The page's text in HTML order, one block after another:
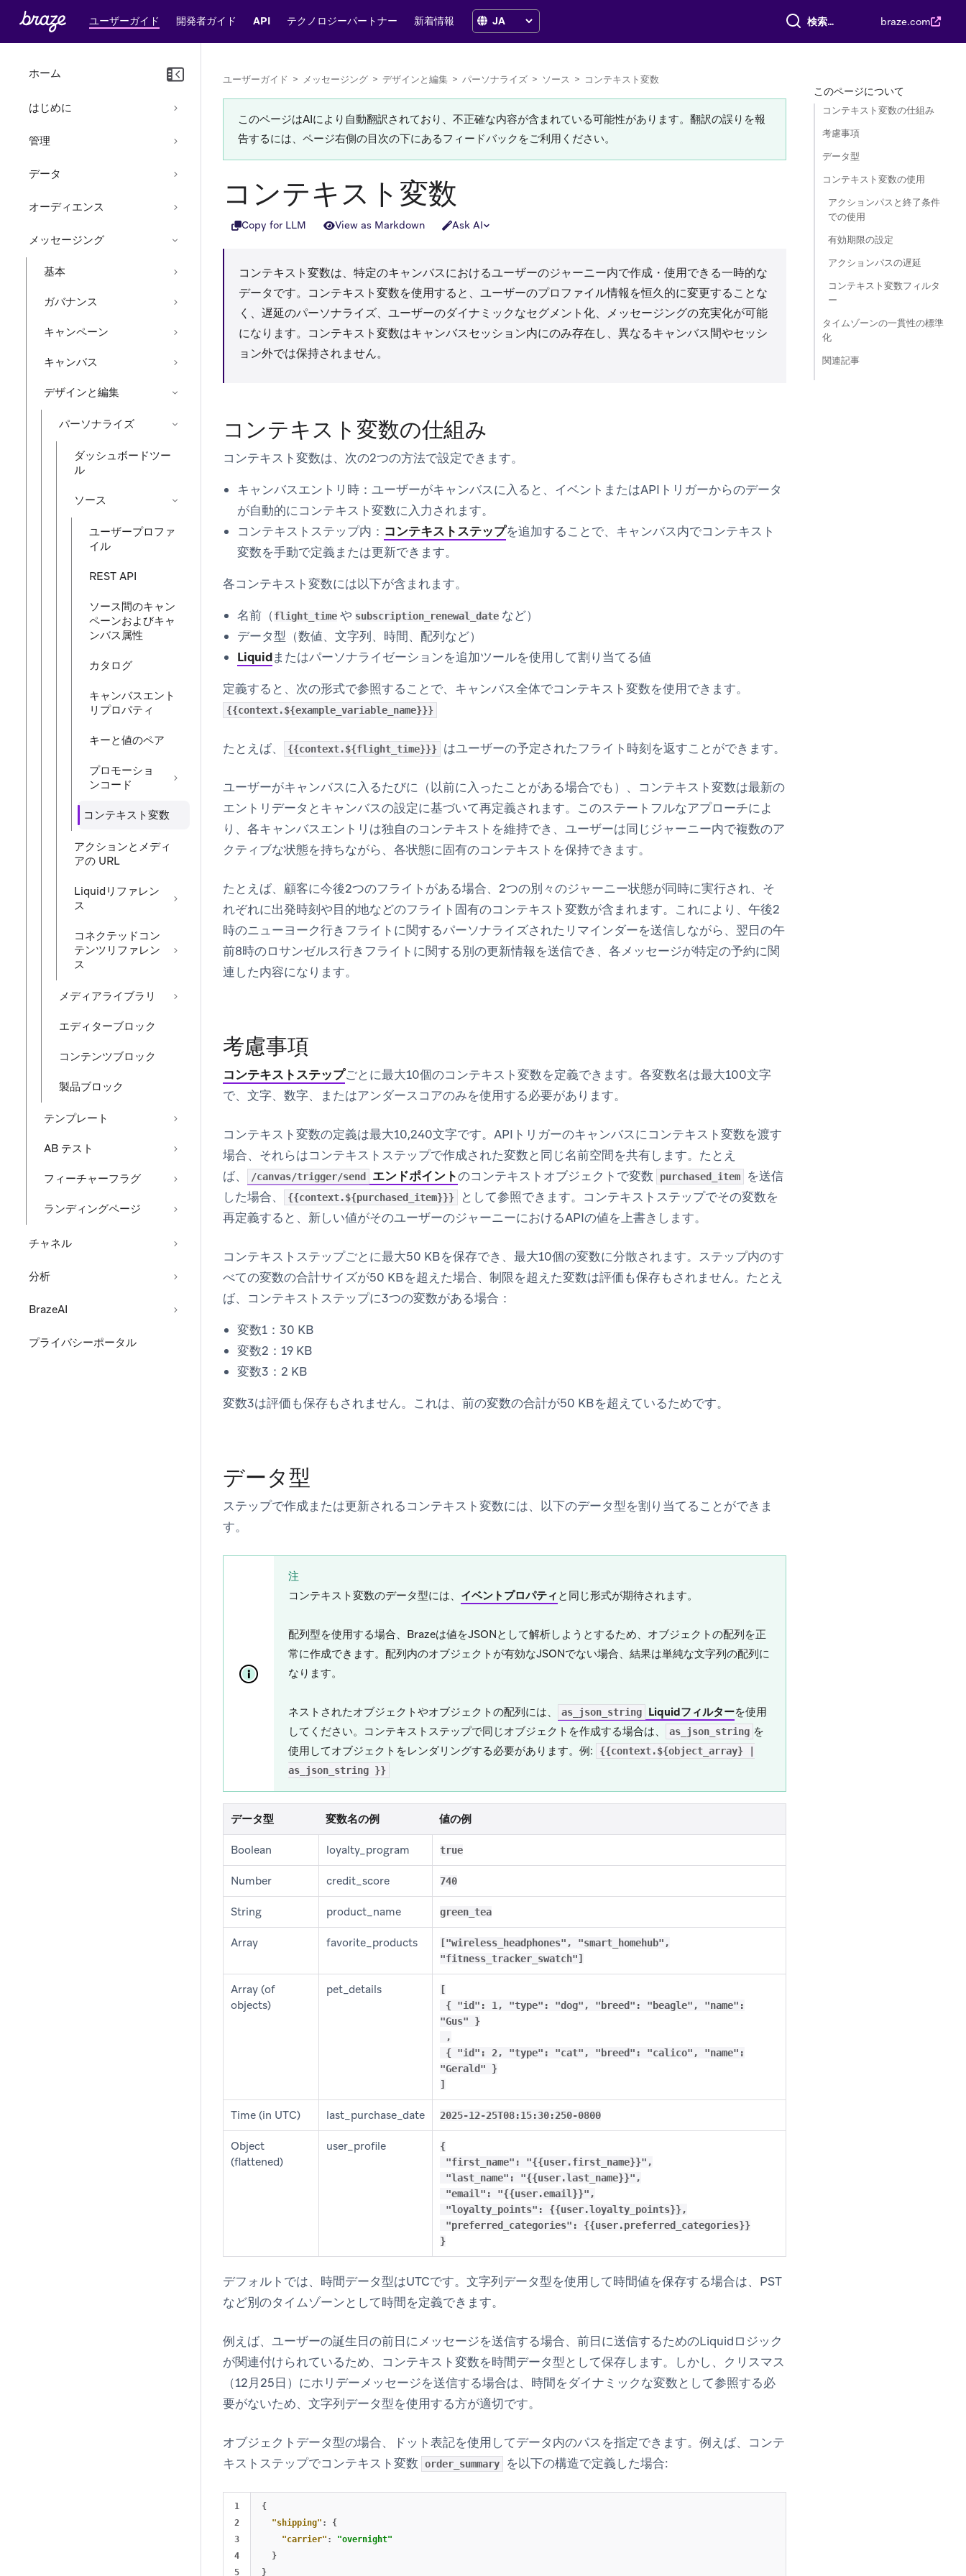
ユーザーガイド 開発者ガイド API テクノロジーパートナー 新着情報 すべて検索 braze.com
ホーム
はじめに
管理
データ
オーディエンス
メッセージング
基本
ガバナンス
キャンペーン
キャンバス
デザインと編集
パーソナライズ
ダッシュボードツー
ル
ソース
ユーザープロファ
イル
REST API
ソース間のキャン
ペーンおよびキャ
ンバス属性
カタログ
キャンバスエント
リプロパティ
キーと値のペア
プロモーショ
ンコード
コンテキスト変数
アクションとメディ
アの URL
Liquidリファレン
ス
コネクテッドコン
テンツリファレン
ス
メディアライブラリ
エディターブロック
コンテンツブロック
製品ブロック
テンプレート
AB テスト
フィーチャーフラグ
ランディングページ
チャネル
分析
BrazeAI
プライバシーポータル
ユーザーガイド > メッセージング > デザインと編集 > パーソナライズ > ソース > コンテキスト変数
このページはAIにより自動翻訳されており、不正確な内容が含まれている可能性があります。翻訳の誤りを報
告するには、ページ右側の目次の下にあるフィードバックをご利用ください。
コンテキスト変数
Copy for LLM View as Markdown Ask AI
コンテキスト変数は、特定のキャンバスにおけるユーザーのジャーニー内で作成・使用できる一時的な
データです。コンテキスト変数を使用すると、ユーザーのプロファイル情報を恒久的に変更することな
く、遅延のパーソナライズ、ユーザーのダイナミックなセグメント化、メッセージングの充実化が可能
になります。コンテキスト変数はキャンバスセッション内にのみ存在し、異なるキャンバス間やセッシ
ョン外では保持されません。
コンテキスト変数の仕組み
コンテキスト変数は、次の2つの方法で設定できます。
キャンバスエントリ時： ユーザーがキャンバスに入ると、イベントまたはAPIトリガーからのデータ
が自動的にコンテキスト変数に入力されます。
コンテキストステップ内： コンテキストステップを追加することで、キャンバス内でコンテキスト
変数を手動で定義または更新できます。
各コンテキスト変数には以下が含まれます。
名前（flight_time や subscription_renewal_date など）
データ型（数値、文字列、時間、配列など）
Liquidまたはパーソナライゼーションを追加ツールを使用して割り当てる値
定義すると、次の形式で参照することで、キャンバス全体でコンテキスト変数を使用できます。
{{context.${example_variable_name}}}
たとえば、 {{context.${flight_time}}} はユーザーの予定されたフライト時刻を返すことができます。
ユーザーがキャンバスに入るたびに（以前に入ったことがある場合でも）、コンテキスト変数は最新の
エントリデータとキャンバスの設定に基づいて再定義されます。このステートフルなアプローチによ
り、各キャンバスエントリは独自のコンテキストを維持でき、ユーザーは同じジャーニー内で複数のア
クティブな状態を持ちながら、各状態に固有のコンテキストを保持できます。
たとえば、顧客に今後2つのフライトがある場合、2つの別々のジャーニー状態が同時に実行され、そ
れぞれに出発時刻や目的地などのフライト固有のコンテキスト変数が含まれます。これにより、午後2
時のニューヨーク行きフライトに関するパーソナライズされたリマインダーを送信しながら、翌日の午
前8時のロサンゼルス行きフライトに関する別の更新情報を送信でき、各メッセージが特定の予約に関
連した内容になります。
考慮事項
コンテキストステップごとに最大10個のコンテキスト変数を定義できます。各変数名は最大100文字
で、文字、数字、またはアンダースコアのみを使用する必要があります。
コンテキスト変数の定義は最大10,240文字です。APIトリガーのキャンバスにコンテキスト変数を渡す
場合、それらはコンテキストステップで作成された変数と同じ名前空間を共有します。たとえ
ば、
/canvas/trigger/send エンドポイントのコンテキストオブジェクトで変数 purchased_item
を送信
した場合、
{{context.${purchased_item}}}
として参照できます。コンテキストステップでその変数を
再定義すると、新しい値がそのユーザーのジャーニーにおけるAPIの値を上書きします。
コンテキストステップごとに最大50 KBを保存でき、最大10個の変数に分散されます。ステップ内のす
べての変数の合計サイズが50 KBを超えた場合、制限を超えた変数は評価も保存もされません。たとえ
ば、コンテキストステップに3つの変数がある場合：
変数1：30 KB
変数2：19 KB
変数3：2 KB
変数3は評価も保存もされません。これは、前の変数の合計が50 KBを超えているためです。
データ型
ステップで作成または更新されるコンテキスト変数には、以下のデータ型を割り当てることができま
す。
注
コンテキスト変数のデータ型には、 イベントプロパティ と同じ形式が期待されます。
配列型を使用する場合、Brazeは値をJSONとして解析しようとするため、オブジェクトの配列を正
常に作成できます。配列内のオブジェクトが有効なJSONでない場合、結果は単純な文字列の配列に
なります。
ネストされたオブジェクトやオブジェクトの配列には、 as_json_string Liquidフィルターを使用
してください。コンテキストステップで同じオブジェクトを作成する場合は、
as_json_string を
使用してオブジェクトをレンダリングする必要があります。例:
{{context.${object_array} |
as_json_string }}
データ型 変数名の例 値の例
Boolean loyalty_program true
Number credit_score 740
String product_name green_tea
Array favorite_products
["wireless_headphones", "smart_homehub",
"fitness_tracker_swatch"]
Array (of
objects)
pet_details
[
{ "id": 1, "type": "dog", "breed": "beagle", "name":
"Gus" }
,
{ "id": 2, "type": "cat", "breed": "calico", "name":
"Gerald" }
]
Time (in UTC) last_purchase_date 2025-12-25T08:15:30:250-0800
Object
(flattened)
user_profile
{
"first_name": "{{user.first_name}}",
"last_name": "{{user.last_name}}",
"email": "{{user.email}}",
"loyalty_points": {{user.loyalty_points}},
"preferred_categories": {{user.preferred_categories}}
}
デフォルトでは、時間データ型はUTCです。文字列データ型を使用して時間値を保存する場合は、PST
など別のタイムゾーンとして時間を定義できます。
例えば、ユーザーの誕生日の前日にメッセージを送信する場合、前日に送信するためのLiquidロジック
が関連付けられているため、コンテキスト変数を時間データ型として保存します。しかし、クリスマス
（12月25日）にホリデーメッセージを送信する場合は、時間をダイナミックな変数として参照する必
要がないため、文字列データ型を使用する方が適切です。
オブジェクトデータ型の場合、ドット表記を使用してデータ内のパスを指定できます。例えば、コンテ
キストステップでコンテキスト変数
order_summary を以下の構造で定義した場合:
1
2
3
4
{
"shipping" :
{
"carrier" :
"overnight"
}
}
このページについて
コンテキスト変数の仕組み
考慮事項
データ型
コンテキスト変数の使用
アクションパスと終了条件
での使用
有効期限の設定
アクションパスの遅延
コンテキスト変数フィルタ
ー
タイムゾーンの一貫性の標準
化
関連記事